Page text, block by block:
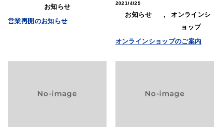
お知らせ
営業再開のお知らせ
2021 4/29
お知らせ ,
オンラインシ
ョップ
オンラインショップのご案内